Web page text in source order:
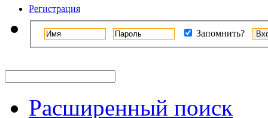
Регистрация
Запомнить?
Расширенный поиск